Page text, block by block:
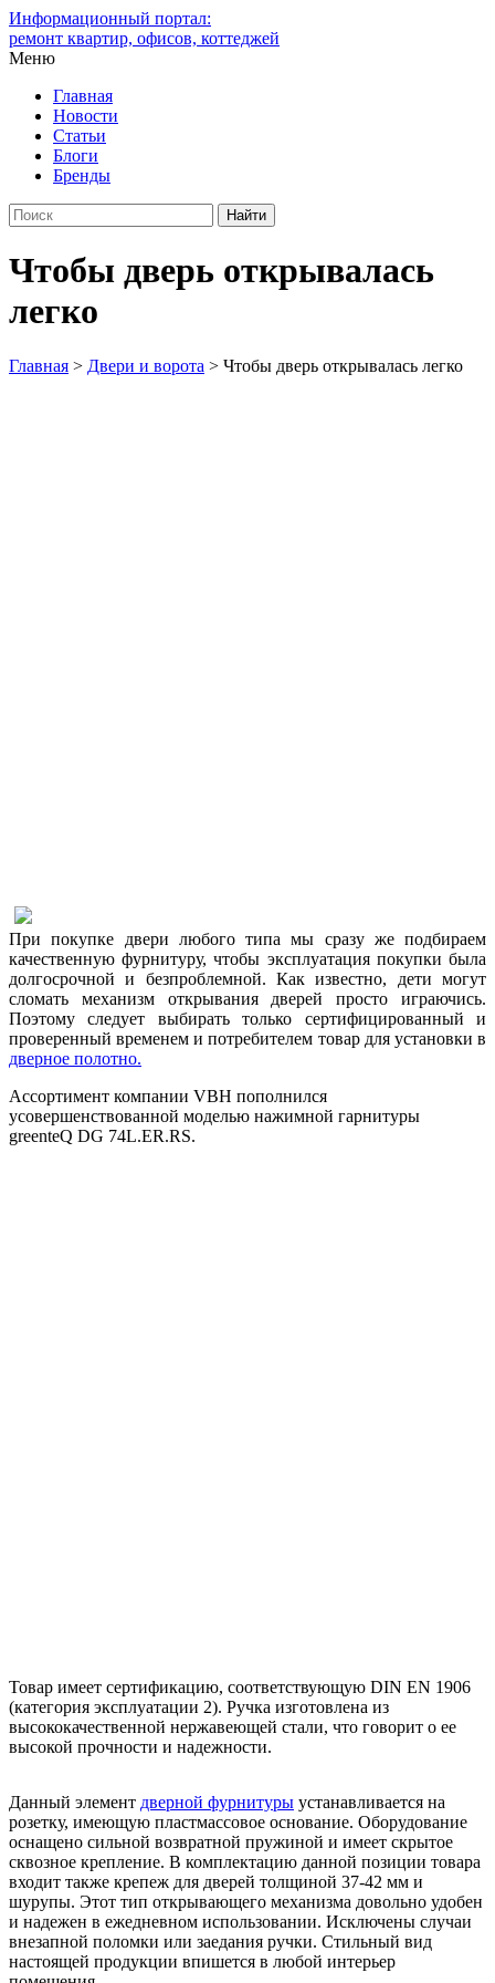
Информационный портал:
ремонт квартир, офисов, коттеджей
Меню
Главная
Новости
Статьи
Блоги
Бренды
Чтобы дверь открывалась
легко
Главная > Двери и ворота > Чтобы дверь открывалась легко
При покупке двери любого типа мы сразу же подбираем
качественную фурнитуру, чтобы эксплуатация покупки была
долгосрочной и безпроблемной. Как известно, дети могут
сломать механизм открывания дверей просто играючись.
Поэтому следует выбирать только сертифицированный и
проверенный временем и потребителем товар для установки в
дверное полотно.
Ассортимент компании VBH пополнился
усовершенствованной моделью нажимной гарнитуры
greenteQ DG 74L.ER.RS.
Товар имеет сертификацию, соответствующую DIN EN 1906
(категория эксплуатации 2). Ручка изготовлена из
высококачественной нержавеющей стали, что говорит о ее
высокой прочности и надежности.
Данный элемент дверной фурнитуры устанавливается на
розетку, имеющую пластмассовое основание. Оборудование
оснащено сильной возвратной пружиной и имеет скрытое
сквозное крепление. В комплектацию данной позиции товара
входит также крепеж для дверей толщиной 37-42 мм и
шурупы. Этот тип открывающего механизма довольно удобен
и надежен в ежедневном использовании. Исключены случаи
внезапной поломки или заедания ручки. Стильный вид
настоящей продукции впишется в любой интерьер